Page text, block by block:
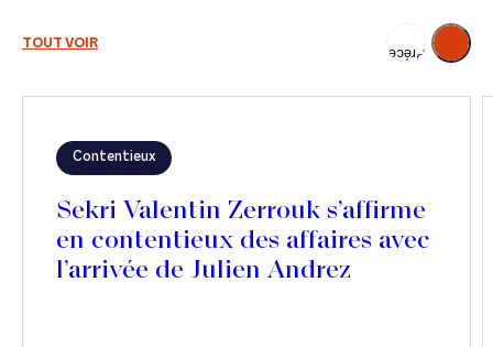
TOUT VOIR
Précédent
Suivant
Contentieux
Sekri Valentin Zerrouk s’affirme
en contentieux des affaires avec
l’arrivée de Julien Andrez